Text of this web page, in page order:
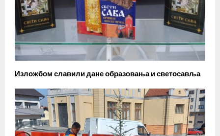
Изложбом славили дане образовања и светосавља